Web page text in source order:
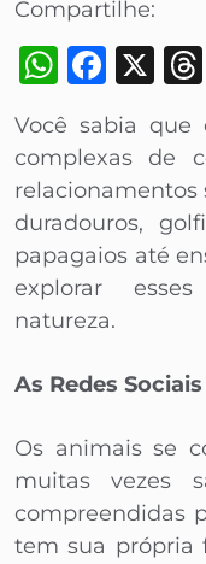
Compartilhe:
X
Você sabia que
complexas de
relacionamentos
duradouros,
papagaios até
explorar
natureza.
As Redes
Os animais se
muitas vezes
compreendidas
tem sua própria